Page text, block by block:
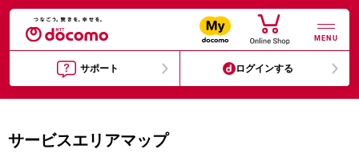
MENU
サポート ログインする
サービスエリアマップ